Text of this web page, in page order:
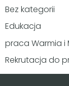
Bez kategorii
Edukacja
praca Warmia i
Rekrutacja do